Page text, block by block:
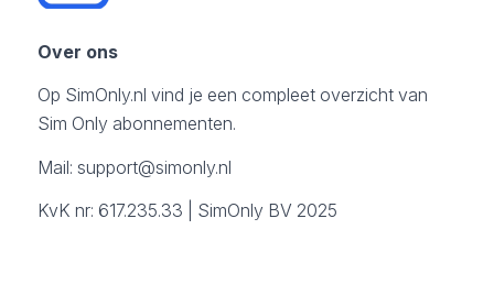
Over ons
Op SimOnly.nl vind je een compleet overzicht van
Sim Only abonnementen.
Mail: support@simonly.nl
KvK nr: 617.235.33 | SimOnly BV 2025